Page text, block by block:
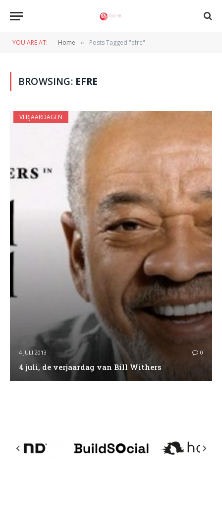
YOU ARE AT: Home » Posts Tagged "efre"
BROWSING: EFRE
VERJAARDAGEN
4 JULI 2013 0
4 juli, de verjaardag van Bill Withers